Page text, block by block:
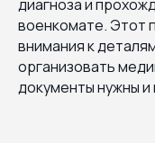
диагноза и
военкомате. Этот
внимания к
организовать
документы нужны